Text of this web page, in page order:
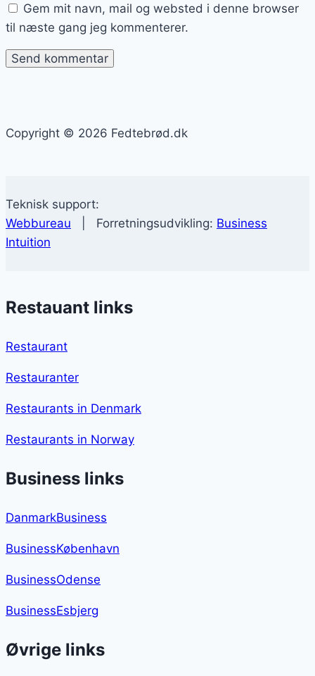
Gem mit navn, mail og websted i denne browser
til næste gang jeg kommenterer.
Copyright © 2026 Fedtebrød.dk
Teknisk support:
Webbureau | Forretningsudvikling: Business
Intuition
Restauant links
Restaurant
Restauranter
Restaurants in Denmark
Restaurants in Norway
Business links
DanmarkBusiness
BusinessKøbenhavn
BusinessOdense
BusinessEsbjerg
Øvrige links